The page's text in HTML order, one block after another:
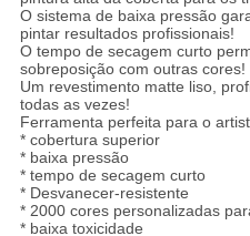
O sistema de baixa pressão
pintar resultados profissionais!
O tempo de secagem curto
sobreposição com outras cores!
Um revestimento matte liso,
todas as vezes!
Ferramenta perfeita para o
* cobertura superior
* baixa pressão
* tempo de secagem curto
* Desvanecer-resistente
* 2000 cores personalizadas
* baixa toxicidade